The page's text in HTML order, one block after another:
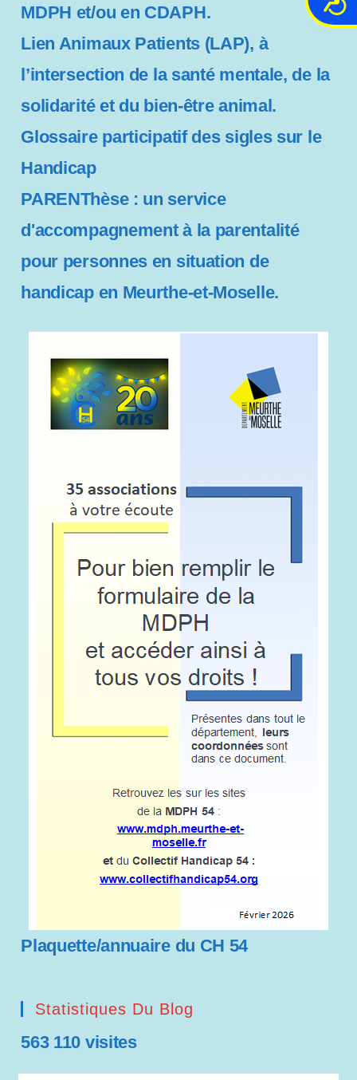
s
i
MDPH et/ou en CDAPH.
Lien Animaux Patients (LAP), à
l’intersection de la santé mentale, de la
solidarité et du bien-être animal.
Glossaire participatif des sigles sur le
Handicap
PARENThèse : un service
d'accompagnement à la parentalité
pour personnes en situation de
handicap en Meurthe-et-Moselle.
Plaquette/annuaire du CH 54
Statistiques Du Blog
563 110 visites
Saisissez votre adresse e-mail…